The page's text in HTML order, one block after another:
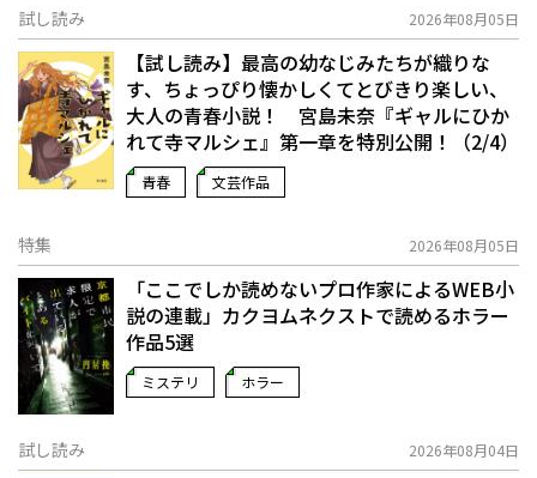
試し読み 2026年08月05日
【試し読み】最高の幼なじみたちが織りな
す、ちょっぴり懐かしくてとびきり楽しい、
大人の青春小説！ 宮島未奈『ギャルにひか
れて寺マルシェ』第一章を特別公開！（2/4）
青春 文芸作品
特集 2026年08月05日
「ここでしか読めないプロ作家によるWEB小
説の連載」――カクヨムネクストで読めるホラー
作品5選
ミステリ ホラー
試し読み 2026年08月04日